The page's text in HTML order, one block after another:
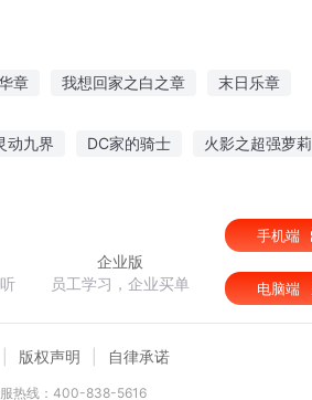
章 我想回家之白之章 末日乐章
动九界 DC家的骑士 火影之超强萝莉
企业版
员工学习，企业买单
手机端
电脑端
版权声明 自律承诺
热线：400-838-5616